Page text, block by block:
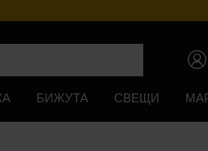
Програма за
БИЖУТА СВЕЩИ